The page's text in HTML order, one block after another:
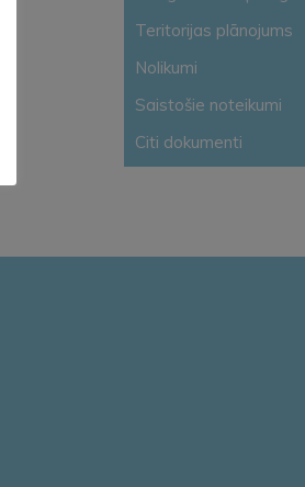
Teritorijas plānojums
Nolikumi
Saistošie noteikumi
Citi dokumenti